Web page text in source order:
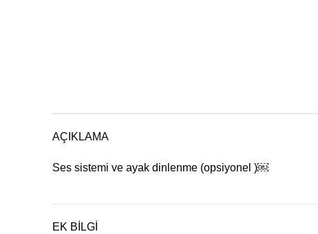
AÇIKLAMA
Ses sistemi ve ayak dinlenme (opsiyonel )￼
EK BILGI